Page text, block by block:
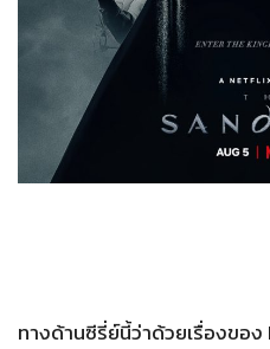
ทางด้านซีรี่ย์นี้ว่าด้วยเรื่องขอ